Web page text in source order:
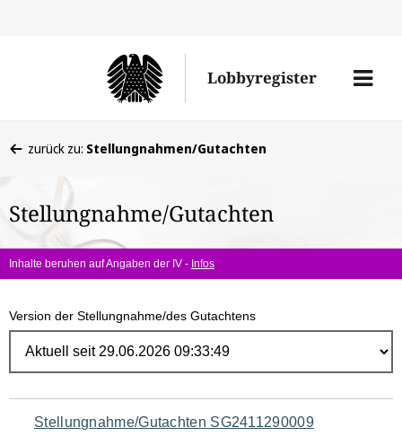
Lobbyregister
Menü
befinden
hier:
zurück zu: Stellungnahmen/Gutachten
Stellungnahme/Gutachten
Inhalte beruhen auf Angaben der IV - Infos
Version der Stellungnahme/des Gutachtens
Navigation
Stellungnahme/Gutachten SG2411290009